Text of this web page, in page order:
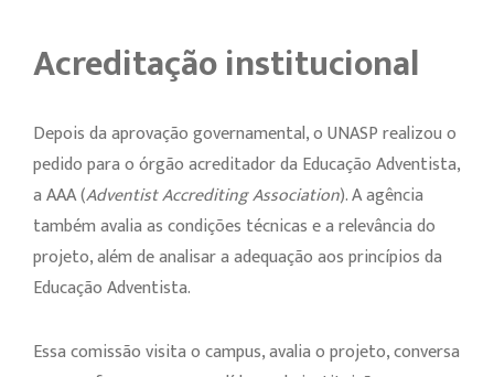
Acreditação institucional
Depois da aprovação governamental, o UNASP realizou o
pedido para o órgão acreditador da Educação Adventista,
a AAA (Adventist Accrediting Association). A agência
também avalia as condições técnicas e a relevância do
projeto, além de analisar a adequação aos princípios da
Educação Adventista.
Essa comissão visita o campus, avalia o projeto, conversa